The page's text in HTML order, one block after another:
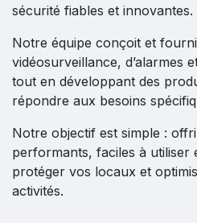
sécurité fiables et innovantes.
Notre équipe conçoit et
vidéosurveillance, d’alarmes
tout en développant des
répondre aux besoins
Notre objectif est simple :
performants, faciles à utiliser
protéger vos locaux et
activités.